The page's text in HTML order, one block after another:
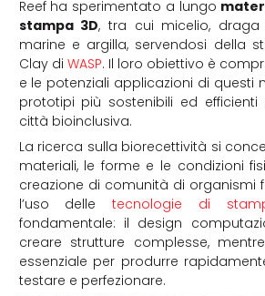
Reef ha sperimentato a lungo
stampa 3D, tra cui micelio, draga
marine e argilla, servendosi della
Clay di WASP. Il loro obiettivo è
e le potenziali applicazioni di questi
prototipi più sostenibili ed
città bioinclusiva.
La ricerca sulla biorecettività si
materiali, le forme e le condizioni
creazione di comunità di organismi
l’uso delletecnologie di
fondamentale: il design
creare strutture complesse,
essenziale per produrre
testare e perfezionare.